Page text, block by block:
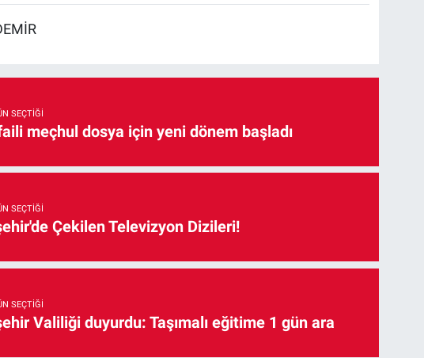
SEÇTIĞI
meçhul dosya için yeni dönem başladı
SEÇTIĞI
Çekilen Televizyon Dizileri!
SEÇTIĞI
Valiliği duyurdu: Taşımalı eğitime 1 gün ara